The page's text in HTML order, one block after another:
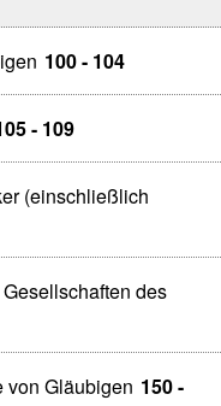
100 - 104
- 109
(einschließlich
des
von Gläubigen 150 -